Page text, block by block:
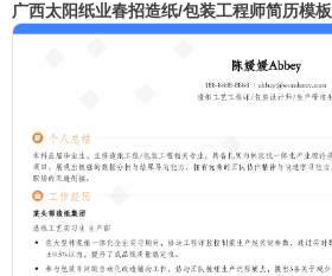
广西太阳纸业春招造纸/包装工程师简历模板